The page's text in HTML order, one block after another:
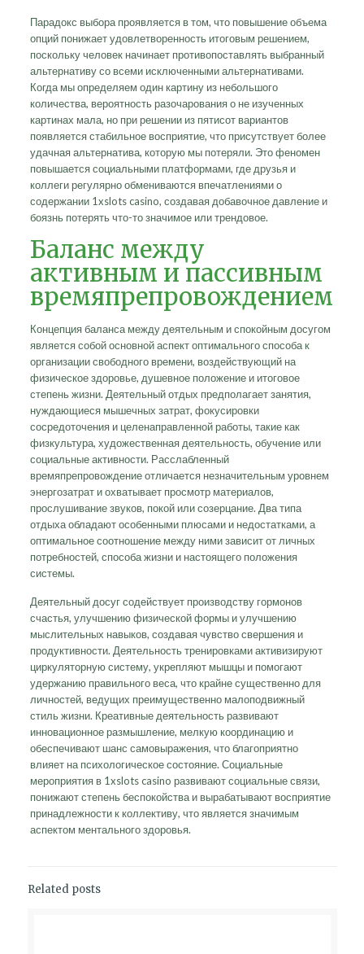
Парадокс выбора проявляется в том, что повышение объема
опций понижает удовлетворенность итоговым решением,
поскольку человек начинает противопоставлять выбранный
альтернативу со всеми исключенными альтернативами.
Когда мы определяем один картину из небольшого
количества, вероятность разочарования о не изученных
картинах мала, но при решении из пятисот вариантов
появляется стабильное восприятие, что присутствует более
удачная альтернатива, которую мы потеряли. Это феномен
повышается социальными платформами, где друзья и
коллеги регулярно обмениваются впечатлениями о
содержании 1xslots casino, создавая добавочное давление и
боязнь потерять что-то значимое или трендовое.
Баланс между
активным и пассивным
времяпрепровождением
Концепция баланса между деятельным и спокойным досугом
является собой основной аспект оптимального способа к
организации свободного времени, воздействующий на
физическое здоровье, душевное положение и итоговое
степень жизни. Деятельный отдых предполагает занятия,
нуждающиеся мышечных затрат, фокусировки
сосредоточения и целенаправленной работы, такие как
физкультура, художественная деятельность, обучение или
социальные активности. Расслабленный
времяпрепровождение отличается незначительным уровнем
энергозатрат и охватывает просмотр материалов,
прослушивание звуков, покой или созерцание. Два типа
отдыха обладают особенными плюсами и недостатками, а
оптимальное соотношение между ними зависит от личных
потребностей, способа жизни и настоящего положения
системы.
Деятельный досуг содействует производству гормонов
счастья, улучшению физической формы и улучшению
мыслительных навыков, создавая чувство свершения и
продуктивности. Деятельность тренировками активизируют
циркуляторную систему, укрепляют мышцы и помогают
удержанию правильного веса, что крайне существенно для
личностей, ведущих преимущественно малоподвижный
стиль жизни. Креативные деятельность развивают
инновационное размышление, мелкую координацию и
обеспечивают шанс самовыражения, что благоприятно
влияет на психологическое состояние. Социальные
мероприятия в 1xslots casino развивают социальные связи,
понижают степень беспокойства и вырабатывают восприятие
принадлежности к коллективу, что является значимым
аспектом ментального здоровья.
Related posts